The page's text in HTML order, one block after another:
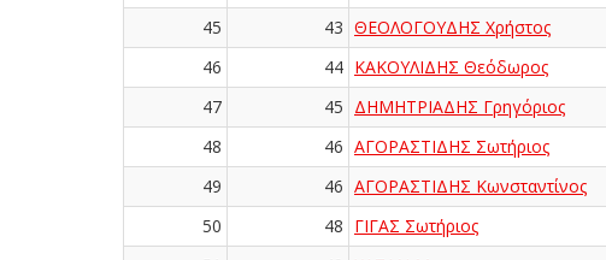
45
43 ΘΕΟΛΟΓΟΥΔΗΣ Χρήστος
46
44 ΚΑΚΟΥΛΙΔΗΣ Θεόδωρος
47
45 ΔΗΜΗΤΡΙΑΔΗΣ Γρηγόριος
48
46 ΑΓΟΡΑΣΤΙΔΗΣ Σωτήριος
49
46 ΑΓΟΡΑΣΤΙΔΗΣ Κωνσταντίνος
50
48 ΓΙΓΑΣ Σωτήριος